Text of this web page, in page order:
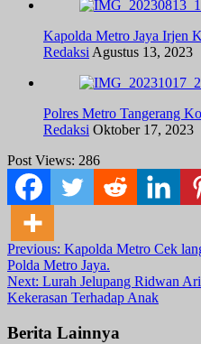
Kapolda Metro Jaya Irjen
Redaksi Agustus 13, 2023
Polres Metro Tangerang
Redaksi Oktober 17, 2023
Post Views: 286
Post
navigation
Previous: Kapolda Metro Cek
Polda Metro Jaya.
Next: Lurah Jelupang Ridwan
Kekerasan Terhadap Anak
Berita Lainnya